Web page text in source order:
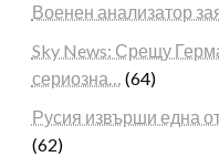
Военен анализатор
Sky News: Срещу
сериозна… (64)
Русия извърши една
(62)